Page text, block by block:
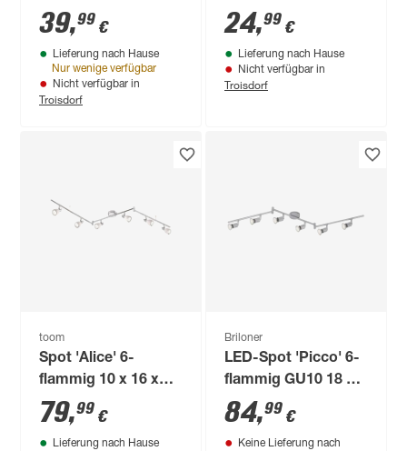
lm warmweiß 25 x 9
cm
39,99 €
Lieferung nach Hause
Nur wenige verfügbar
Nicht verfügbar in
Troisdorf
60,5 x 13,5 cm
24,99 €
Lieferung nach Hause
Nicht verfügbar in
Troisdorf
toom
Spot 'Alice' 6-
flammig 10 x 16 x
170 cm
79,99 €
Lieferung nach Hause
Briloner
LED-Spot 'Picco' 6-
flammig GU10 18 W
1500 lm warmweiß 8
x 12 x 120,4 cm
84,99 €
Keine Lieferung nach